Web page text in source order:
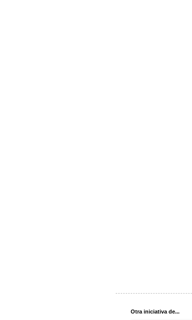
Otra iniciativa de...